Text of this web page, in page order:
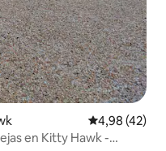
Calificación
4,98 (42)
en Kitty Hawk -